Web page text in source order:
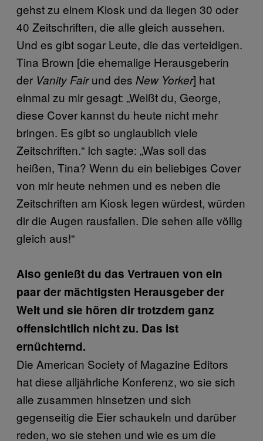
gehst zu einem Kiosk und da liegen 30 oder
40 Zeitschriften, die alle gleich aussehen.
Und es gibt sogar Leute, die das verteidigen.
Tina Brown [die ehemalige Herausgeberin
der Vanity Fairund des New Yorker] hat
einmal zu mir gesagt: „Weißt du, George,
diese Cover kannst du heute nicht mehr
bringen. Es gibt so unglaublich viele
Zeitschriften.“ Ich sagte: „Was soll das
heißen, Tina? Wenn du ein beliebiges Cover
von mir heute nehmen und es neben die
Zeitschriften am Kiosk legen würdest, würden
dir die Augen rausfallen. Die sehen alle völlig
gleich aus!“
Also genießt du das Vertrauen von ein
paar der mächtigsten Herausgeber der
Welt und sie hören dir trotzdem ganz
offensichtlich nicht zu. Das ist
ernüchternd.
Die American Society of Magazine Editors
hat diese alljährliche Konferenz, wo sie sich
alle zusammen hinsetzen und sich
gegenseitig die Eier schaukeln und darüber
reden, wo sie stehen und wie es um die